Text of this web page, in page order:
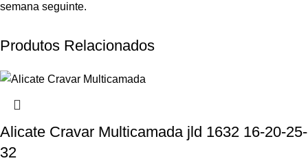
semana seguinte.
Produtos Relacionados
Alicate Cravar Multicamada jld 1632 16-20-25-
32